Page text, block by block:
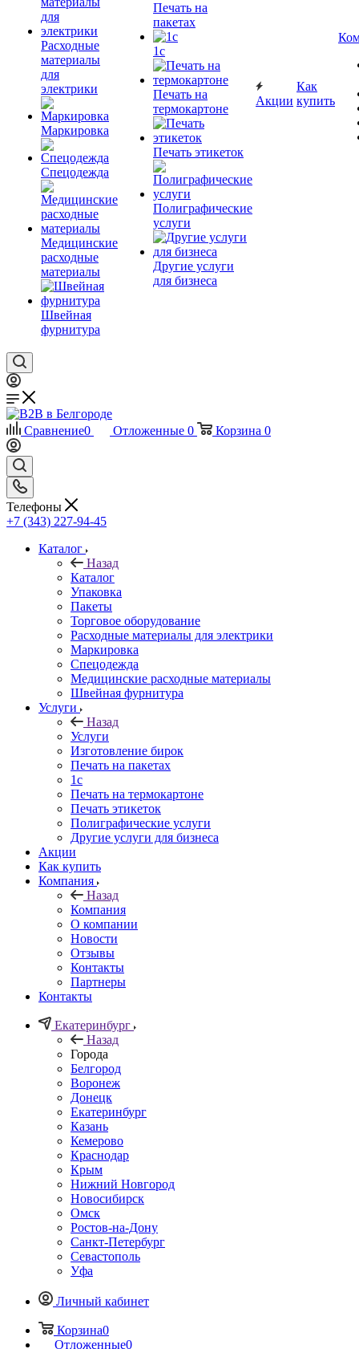
Расходные
материалы
для
электрики
Маркировка
Спецодежда
Медицинские
расходные
материалы
Швейная
фурнитура
Печать на
пакетах
1c
Печать на
термокартоне
Печать этикеток
Полиграфические
услуги
Другие услуги
для бизнеса
Акции
Как
купить
Сравнение0 Отложенные 0 Корзина 0
Телефоны
+7 (343) 227-94-45
Каталог
Назад
Каталог
Упаковка
Пакеты
Торговое оборудование
Расходные материалы для электрики
Маркировка
Спецодежда
Медицинские расходные материалы
Швейная фурнитура
Услуги
Назад
Услуги
Изготовление бирок
Печать на пакетах
1c
Печать на термокартоне
Печать этикеток
Полиграфические услуги
Другие услуги для бизнеса
Акции
Как купить
Компания
Назад
Компания
О компании
Новости
Отзывы
Контакты
Партнеры
Контакты
Екатеринбург
Назад
Города
Белгород
Воронеж
Донецк
Екатеринбург
Казань
Кемерово
Краснодар
Крым
Нижний Новгород
Новосибирск
Омск
Ростов-на-Дону
Санкт-Петербург
Севастополь
Уфа
Личный кабинет
Корзина0
Отложенные0